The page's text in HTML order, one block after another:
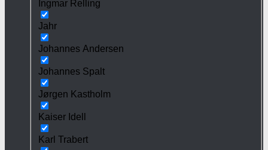
Ingmar Relling
Jahr
Johannes Andersen
Johannes Spalt
Jørgen Kastholm
Kaiser Idell
Karl Trabert